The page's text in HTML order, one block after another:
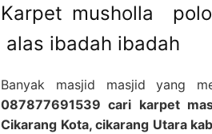
Karpet musholla
alas ibadah ibadah
Banyak masjid masjid yang
087877691539 cari karpet
Cikarang Kota, cikarang Utara